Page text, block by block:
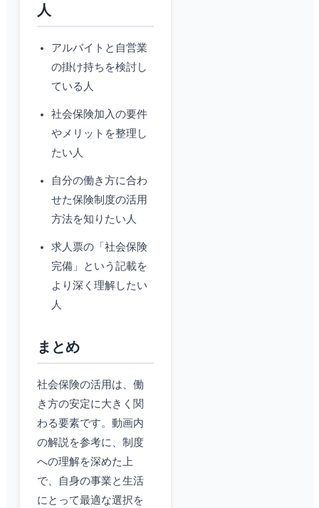
人
アルバイトと自営業
の掛け持ちを検討し
ている人
社会保険加入の要件
やメリットを整理し
たい人
自分の働き方に合わ
せた保険制度の活用
方法を知りたい人
求人票の「社会保険
完備」という記載を
より深く理解したい
人
まとめ
社会保険の活用は、働
き方の安定に大きく関
わる要素です。動画内
の解説を参考に、制度
への理解を深めた上
で、自身の事業と生活
にとって最適な選択を